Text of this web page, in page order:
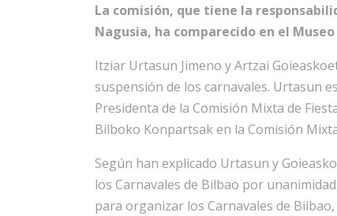
La comisión, que tiene la
Nagusia, ha comparecido en el
Itziar Urtasun Jimeno y Artzai
suspensión de los carnavales. Urtasun
Presidenta de la Comisión Mixta de
Bilboko Konpartsak en la Comisión
Según han explicado Urtasun y
los Carnavales de Bilbao por
para organizar los Carnavales de